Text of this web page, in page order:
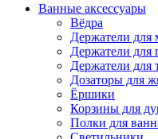
Ванные аксессуары
Вёдра
Держатели для
Держатели для
Держатели для
Дозаторы для
Ёршики
Корзины для
Полки для